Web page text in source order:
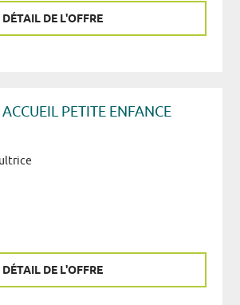
DE L'OFFRE
PETITE ENFANCE
DE L'OFFRE